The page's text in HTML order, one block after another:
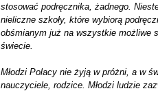
stosować podręcznika, żadnego.
nieliczne szkoły, które wybiorą
obśmianym już na wszystkie możliwe
świecie.
Młodzi Polacy nie żyją w próżni, a w
nauczyciele, rodzice. Młodzi ludzie